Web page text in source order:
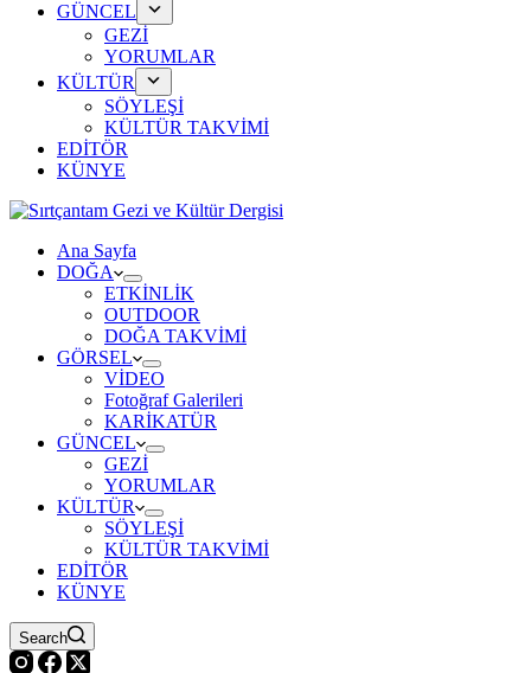
GÜNCEL
GEZİ
YORUMLAR
KÜLTÜR
SÖYLEŞİ
KÜLTÜR TAKVİMİ
EDİTÖR
KÜNYE
Ana Sayfa
DOĞA
ETKİNLİK
OUTDOOR
DOĞA TAKVİMİ
GÖRSEL
VİDEO
Fotoğraf Galerileri
KARİKATÜR
GÜNCEL
GEZİ
YORUMLAR
KÜLTÜR
SÖYLEŞİ
KÜLTÜR TAKVİMİ
EDİTÖR
KÜNYE
Search